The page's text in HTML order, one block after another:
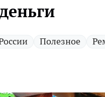
Полезное